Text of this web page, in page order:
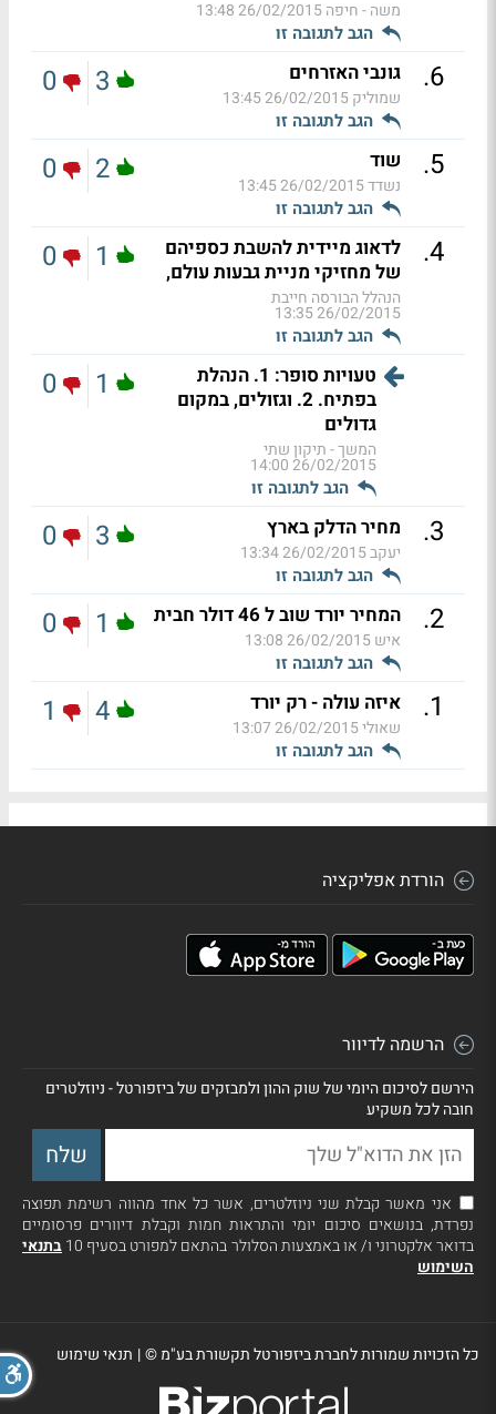
משה - חיפה26/02/2015 13:48
הגב לתגובה זו
6
. גונבי האזרחים
שמוליק26/02/2015 13:45
הגב לתגובה זו
3
0
5
. שוד
נשדד26/02/2015 13:45
הגב לתגובה זו
2
0
4
.
לדאוג מיידית להשבת כספיהם
של מחזיקי מניית גבעות עולם,
הנהלל הבורסה חייבת
26/02/2015 13:35
הגב לתגובה זו
1
0
טעויות סופר: 1. הנהלת
בפתיח. 2. וגזולים, במקום
גדולים
המשך - תיקון שתי
26/02/2015 14:00
הגב לתגובה זו
1
0
3
. מחיר הדלק בארץ
יעקב26/02/2015 13:34
הגב לתגובה זו
3
0
2
. המחיר יורד שוב ל 46 דולר חבית
איש26/02/2015 13:08
הגב לתגובה זו
1
0
1
. איזה עולה - רק יורד
שאולי26/02/2015 13:07
הגב לתגובה זו
4
1
הורדת אפליקציה
הרשמה לדיוור
הירשם לסיכום היומי של שוק ההון ולמבזקים של ביזפורטל - ניוזלטרים
חובה לכל משקיע
אני מאשר קבלת שני ניוזלטרים, אשר כל אחד מהווה רשימת תפוצה
נפרדת, בנושאים סיכום יומי והתראות חמות וקבלת דיוורים פרסומיים
בדואר אלקטרוני ו/ או באמצעות הסלולר בהתאם למפורט בסעיף 10
בתנאי
השימוש
כל הזכויות שמורות לחברת ביזפורטל תקשורת בע"מ ©| תנאי שימוש